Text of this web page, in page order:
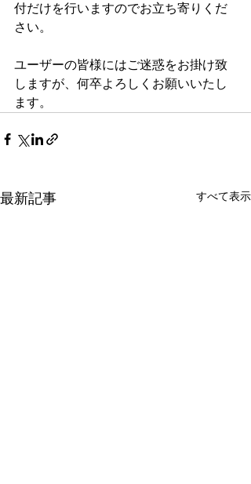
付だけを行いますのでお立ち寄りくだ
さい。
ユーザーの皆様にはご迷惑をお掛け致
しますが、何卒よろしくお願いいたし
ます。
最新記事 すべて表示